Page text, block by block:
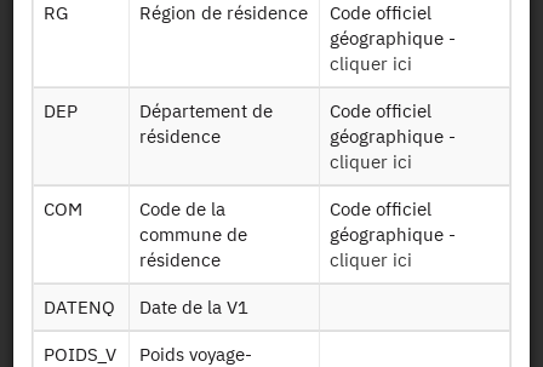
Retour à la source
ENT : Enquête Nationale
Transport - 2007-2008
Autres produits :2007-2008 , 1993-1994, 1981-1982
RG Région de résidence
Code officiel
géographique -
cliquer ici
DEP
Département de
résidence
Code officiel
géographique -
cliquer ici
COM
Code de la
commune de
résidence
Code officiel
géographique -
cliquer ici
DATENQ Date de la V1
POIDS_V
Poids voyage-